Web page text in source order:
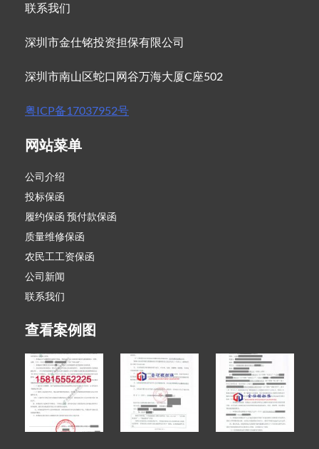
联系我们
深圳市金仕铭投资担保有限公司
深圳市南山区蛇口网谷万海大厦C座502
粤ICP备17037952号
网站菜单
公司介绍
投标保函
履约保函 预付款保函
质量维修保函
农民工工资保函
公司新闻
联系我们
查看案例图